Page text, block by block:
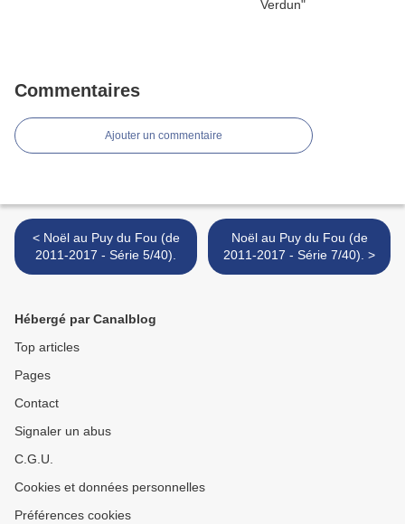
Commentaires
Ajouter un commentaire
< Noël au Puy du Fou (de
2011-2017 - Série 5/40).
Noël au Puy du Fou (de
2011-2017 - Série 7/40). >
Hébergé par Canalblog
Top articles
Pages
Contact
Signaler un abus
C.G.U.
Cookies et données personnelles
Préférences cookies